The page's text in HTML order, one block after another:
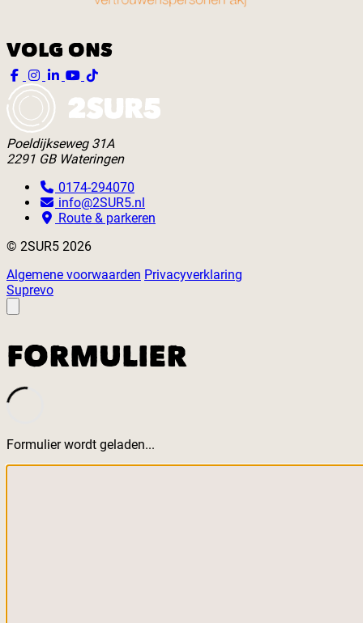
VOLG ONS
Poeldijkseweg 31A
2291 GB Wateringen
0174-294070
info@2SUR5.nl
Route & parkeren
© 2SUR5 2026
Algemene voorwaarden Privacyverklaring
Suprevo
FORMULIER
Formulier wordt geladen...